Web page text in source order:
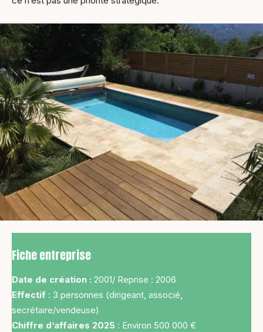
Fiche entreprise
Date de création : 2001/ Reprise : 2006
Effectif : 3 personnes (dirigeant, associé,
secrétaire/vendeuse)
Chiffre d’affaires 2025 : Environ 500 000 €